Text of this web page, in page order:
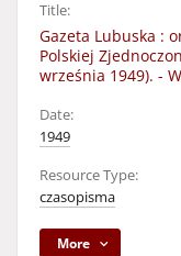
Title:
Gazeta Lubuska :
Polskiej
września 1949). -
Date:
1949
Resource Type:
czasopisma
More